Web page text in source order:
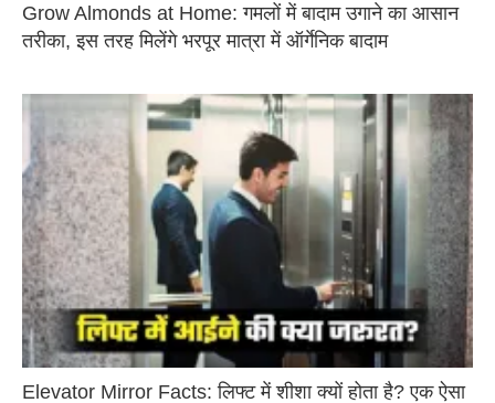
Grow Almonds at Home: गमलों में बादाम उगाने का आसान
तरीका, इस तरह मिलेंगे भरपूर मात्रा में ऑर्गेनिक बादाम
Elevator Mirror Facts: लिफ्ट में शीशा क्यों होता है? एक ऐसा